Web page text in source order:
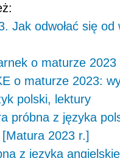
Jak odwołać się od
o maturze 2023
o maturze 2023:
polski, lektury
próbna z języka
2023 r.]
z języka